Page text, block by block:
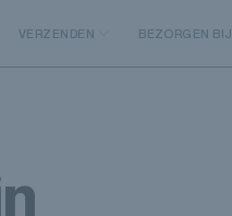
VERZENDEN BEZORGEN BIJ